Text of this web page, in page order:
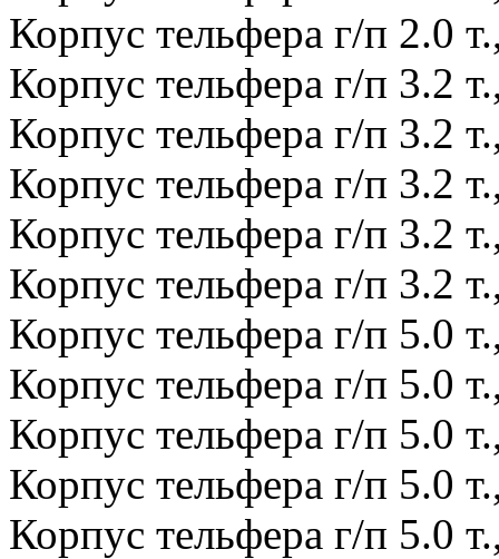
Корпус тельфера г/п 2.0
Корпус тельфера г/п 3.2
Корпус тельфера г/п 3.2
Корпус тельфера г/п 3.2
Корпус тельфера г/п 3.2
Корпус тельфера г/п 3.2
Корпус тельфера г/п 5.0
Корпус тельфера г/п 5.0
Корпус тельфера г/п 5.0
Корпус тельфера г/п 5.0
Корпус тельфера г/п 5.0